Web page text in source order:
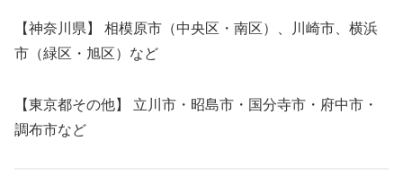
【神奈川県】 相模原市（中央区・南区）、川崎市、横浜
市（緑区・旭区）など
【東京都その他】 立川市・昭島市・国分寺市・府中市・
調布市など